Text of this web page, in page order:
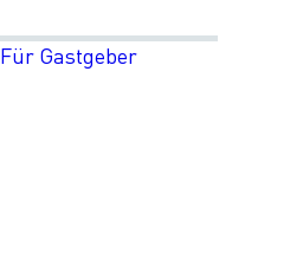
Für Gastgeber